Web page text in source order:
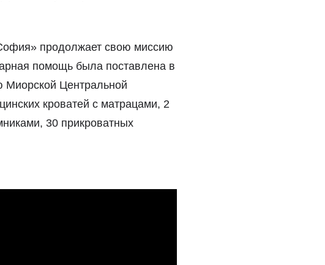
продолжает свою миссию
помощь была поставлена в
Миорской Центральной
кроватей с матрацами, 2
30 прикроватных